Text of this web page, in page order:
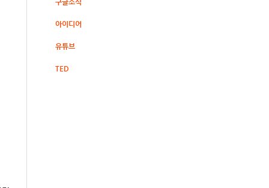
구글소식
아이디어
유튜브
TED